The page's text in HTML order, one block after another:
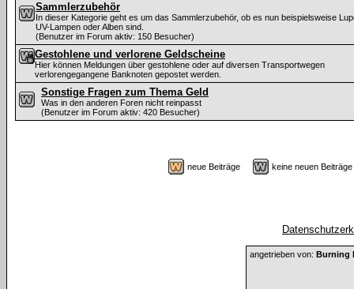
Sammlerzubehör
In dieser Kategorie geht es um das Sammlerzubehör, ob es nun beispielsweise
UV-Lampen oder Alben sind.
(Benutzer im Forum aktiv: 150 Besucher)
Gestohlene und verlorene Geldscheine
Hier können Meldungen über gestohlene oder auf diversen Transportwegen
verlorengegangene Banknoten gepostet werden.
Sonstige Fragen zum Thema Geld
Was in den anderen Foren nicht reinpasst
(Benutzer im Forum aktiv: 420 Besucher)
neue Beiträge keine neuen
angetrieben von: Burning